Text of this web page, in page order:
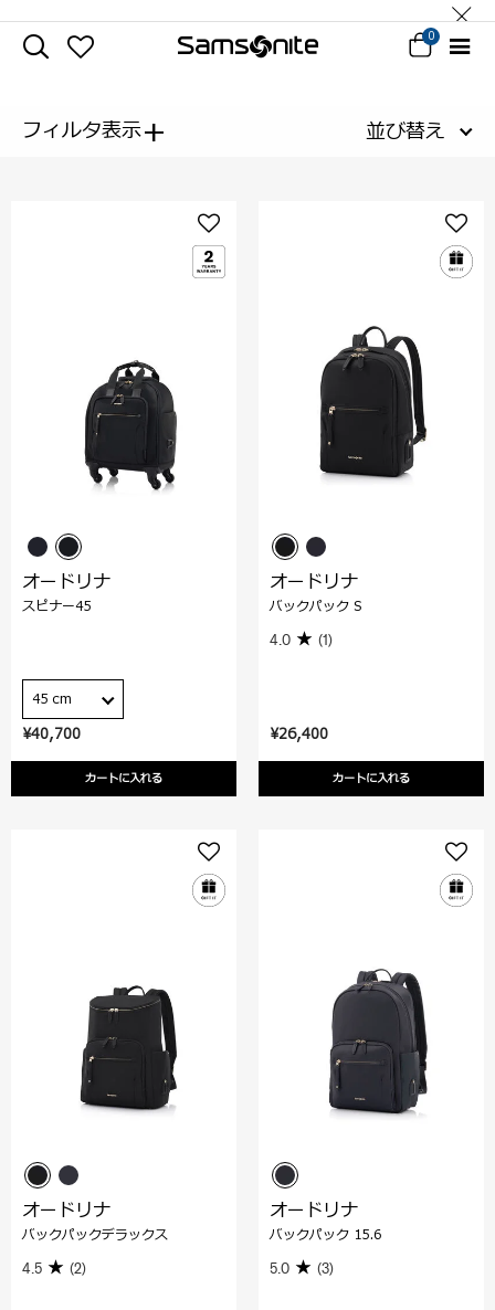
0
フィルタ表示+ 並び替え
¥40,700
カートに入れる
オードリナ
スピナー45
45 cm
¥26,400
カートに入れる
オードリナ
バックパック S
4.0 (1)
オードリナ
バックパックデラックス
4.5 (2)
オードリナ
バックパック 15.6
5.0 (3)